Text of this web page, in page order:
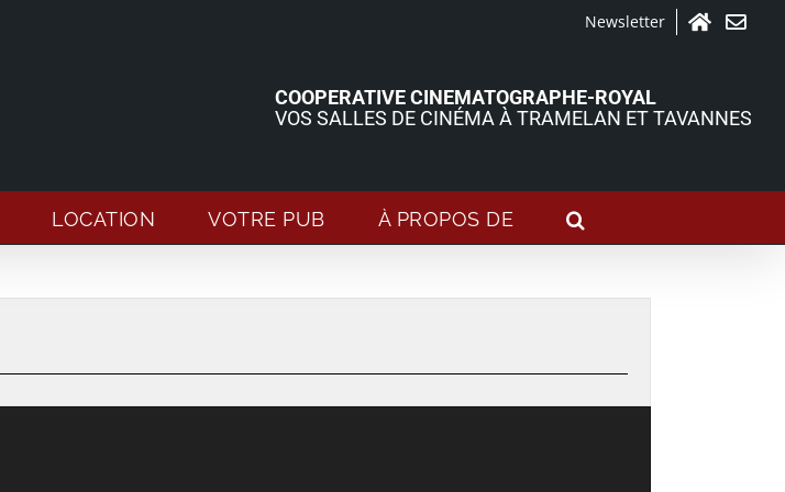
Newsletter
COOPERATIVE CINEMATOGRAPHE-ROYAL
VOS SALLES DE CINÉMA À TRAMELAN ET TAVANNES
LOCATION VOTRE PUB À PROPOS DE